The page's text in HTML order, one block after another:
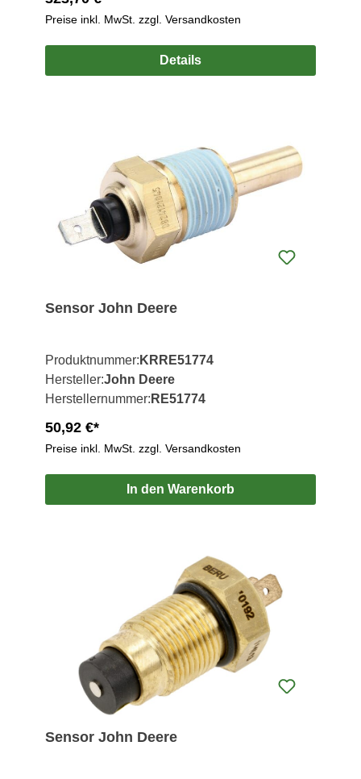
Preise inkl. MwSt. zzgl. Versandkosten
Details
Sensor John Deere
Produktnummer: KRRE51774
Hersteller:John Deere
Herstellernummer: RE51774
50,92 €*
Preise inkl. MwSt. zzgl. Versandkosten
In den Warenkorb
Sensor John Deere